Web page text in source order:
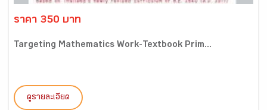
ราคา 350 บาท
Targeting Mathematics Work-Textbook Prim...
ดูรายละเอียด